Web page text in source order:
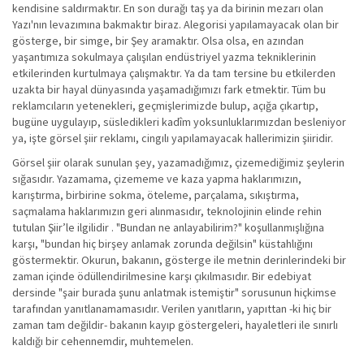
kendisine saldırmaktır. En son durağı taş ya da birinin mezarı olan
Yazı'nın levazımına bakmaktır biraz. Alegorisi yapılamayacak olan bir
gösterge, bir simge, bir Şey aramaktır. Olsa olsa, en azından
yaşantımıza sokulmaya çalışılan endüstriyel yazma tekniklerinin
etkilerinden kurtulmaya çalışmaktır. Ya da tam tersine bu etkilerden
uzakta bir hayal dünyasında yaşamadığımızı fark etmektir. Tüm bu
reklamcıların yetenekleri, geçmişlerimizde bulup, açığa çıkartıp,
bugüne uygulayıp, süsledikleri kadîm yoksunluklarımızdan besleniyor
ya, işte görsel şiir reklamı, cingılı yapılamayacak hallerimizin şiiridir.
Görsel şiir olarak sunulan şey, yazamadığımız, çizemediğimiz şeylerin
sığasıdır. Yazamama, çizememe ve kaza yapma haklarımızın,
karıştırma, birbirine sokma, öteleme, parçalama, sıkıştırma,
saçmalama haklarımızın geri alınmasıdır, teknolojinin elinde rehin
tutulan Şiir’le ilgilidir . "Bundan ne anlayabilirim?" koşullanmışlığına
karşı, "bundan hiç birşey anlamak zorunda değilsin" küstahlığını
göstermektir. Okurun, bakanın, gösterge ile metnin derinlerindeki bir
zaman içinde ödüllendirilmesine karşı çıkılmasıdır. Bir edebiyat
dersinde "şair burada şunu anlatmak istemiştir" sorusunun hiçkimse
tarafından yanıtlanamamasıdır. Verilen yanıtların, yapıttan -ki hiç bir
zaman tam değildir- bakanın kayıp göstergeleri, hayaletleri ile sınırlı
kaldığı bir cehennemdir, muhtemelen.